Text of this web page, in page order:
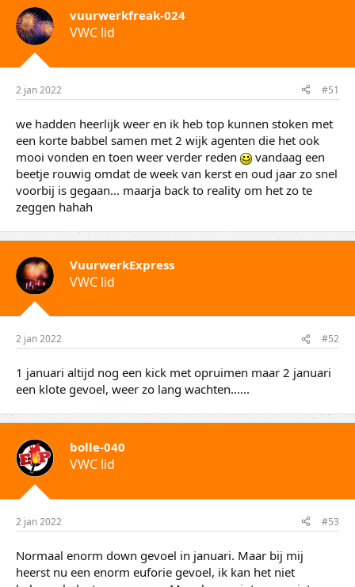
vuurwerkfreak-024
VWC lid
2 jan 2022 #51
we hadden heerlijk weer en ik heb top kunnen stoken met
een korte babbel samen met 2 wijk agenten die het ook
mooi vonden en toen weer verder reden
vandaag een
beetje rouwig omdat de week van kerst en oud jaar zo snel
voorbij is gegaan... maarja back to reality om het zo te
zeggen hahah
VuurwerkExpress
VWC lid
2 jan 2022 #52
1 januari altijd nog een kick met opruimen maar 2 januari
een klote gevoel, weer zo lang wachten......
bolle-040
VWC lid
2 jan 2022 #53
Normaal enorm down gevoel in januari. Maar bij mij
heerst nu een enorm euforie gevoel, ik kan het niet